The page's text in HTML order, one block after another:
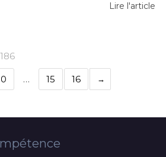
Lire l'article
… 15 16